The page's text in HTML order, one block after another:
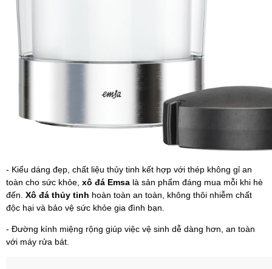
- Kiểu dáng đẹp, chất liệu thủy tinh kết hợp với thép không gỉ an
toàn cho sức khỏe, xô đá Emsa là sản phẩm đáng mua mỗi khi hè
đến. Xô đá thủy tinh hoàn toàn an toàn, không thôi nhiễm chất
độc hại và bảo vệ sức khỏe gia đình bạn.
- Đường kính miệng rộng giúp việc vệ sinh dễ dàng hơn, an toàn
với máy rửa bát.